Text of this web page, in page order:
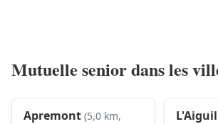
Mutuelle senior dans les
Apremont (5,0 km,